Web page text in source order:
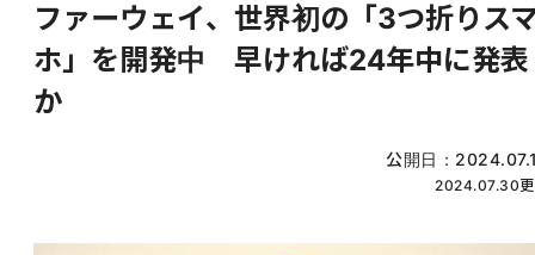
ファーウェイ、世界初の「3つ折りス
ホ」を開発中 早ければ24年中に発表
か
公開日：
2024.07.30